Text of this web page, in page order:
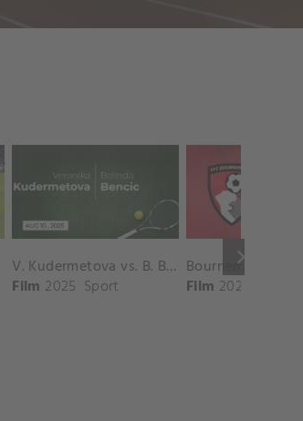
keyboard_arrow_right
V. Kudermetova vs. B. Bencic Match Highlights - CINCINNATI_Champions Court ( August 10, 2025)
Film 2025 Sport Film 2025